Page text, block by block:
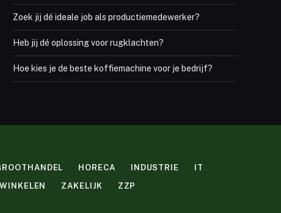
Zoek jij dé ideale job als productiemedewerker?
Heb jij dé oplossing voor rugklachten?
Hoe kies je de beste koffiemachine voor je bedrijf?
HORECA INDUSTRIE
IT
WINKELEN ZAKELIJK ZZP